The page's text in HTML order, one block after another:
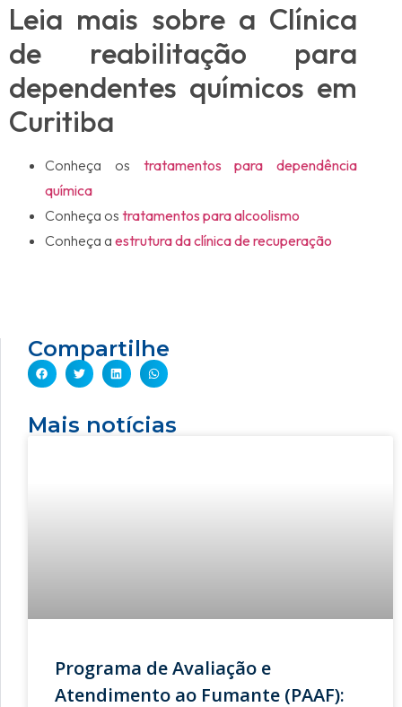
Leia mais sobre a Clínica
de reabilitação para
dependentes químicos em
Curitiba
Conheça os tratamentos para dependência
química
Conheça os tratamentos para alcoolismo
Conheça a estrutura da clínica de recuperação
Compartilhe
Mais notícias
Programa de Avaliação e
Atendimento ao Fumante (PAAF):